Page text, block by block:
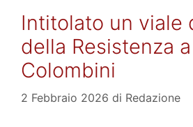
Intitolato un viale
della Resistenza
Colombini
2 Febbraio 2026 di Redazione